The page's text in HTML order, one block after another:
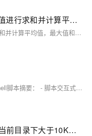
Shell 脚本循环遍历日志文件中的值进行求和并计算平均值，最大值和最小值
Shell 脚本循环遍历日志文件中的值进行求和并计算平均值，最大值和最小值
这是一个用于在CentOS上设置静态IP的Shell脚本摘要： - 脚本交互式获取用户输入的IP地址、子网掩码、网关和DNS。 - 使用`sed`命令动态更新`/etc/sysconfig/network-scripts/ifcfg-ENS33`配置文件。 - 修改`BOOTPROTO`为`static`，并设置IP、NETMASK、GATEWAY和DNS1字段。 - 用`systemctl restart network`重启网络服务。 - 提示用户新配置的静态IP信息。
在Linux中，如何编写shell脚本将当前目录下大于10K的文件转移到/tmp目录下？